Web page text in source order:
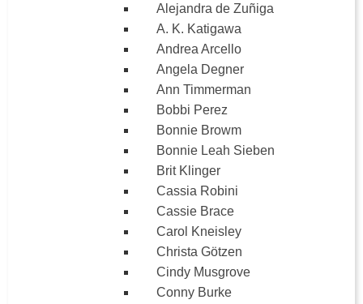
Alejandra de Zuñiga
A. K. Katigawa
Andrea Arcello
Angela Degner
Ann Timmerman
Bobbi Perez
Bonnie Browm
Bonnie Leah Sieben
Brit Klinger
Cassia Robini
Cassie Brace
Carol Kneisley
Christa Götzen
Cindy Musgrove
Conny Burke